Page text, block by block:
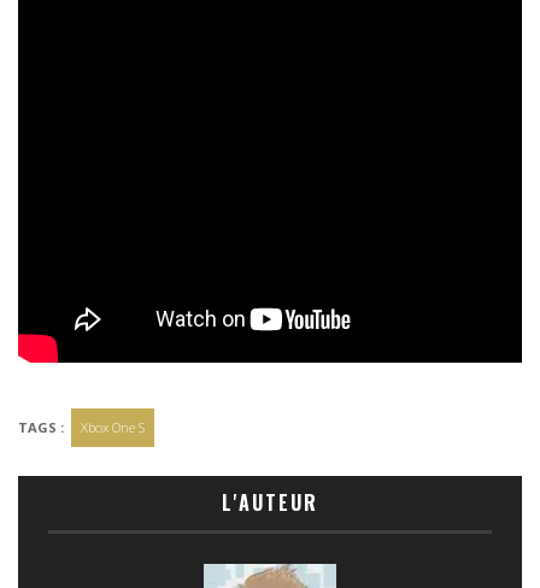
TAGS : Xbox One S
L'AUTEUR